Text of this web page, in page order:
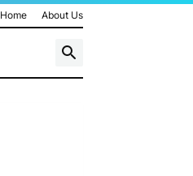
Home About Us